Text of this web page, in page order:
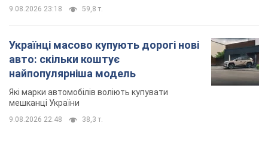
9.08.2026 23:18 59,8 т.
Українці масово купують дорогі нові
авто: скільки коштує
найпопулярніша модель
Які марки автомобілів воліють купувати
мешканці України
9.08.2026 22:48 38,3 т.